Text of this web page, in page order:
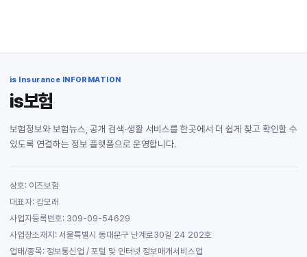
is Insurance INFORMATION
is보험
보험정보와 보험뉴스, 공개 검색·생활 서비스를 한곳에서 더 쉽게 찾고 확인할 수
있도록 연결하는 정보 플랫폼으로 운영합니다.
상호: 이즈보험
대표자: 김모래
사업자등록번호: 309-09-54629
사업장소재지: 서울특별시 동대문구 난계로30길 24 202호
업태/종목: 정보통신업 / 포털 및 인터넷 정보매개서비스업